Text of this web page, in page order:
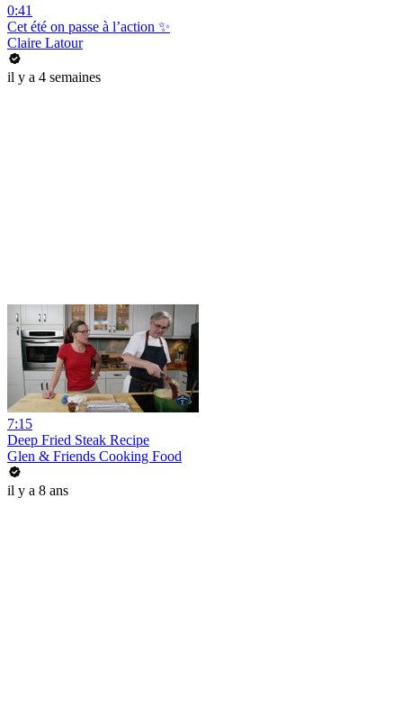
0:41
Cet été on passe à l’action ✨
Claire Latour
il y a 4 semaines
7:15
Deep Fried Steak Recipe
Glen & Friends Cooking Food
il y a 8 ans